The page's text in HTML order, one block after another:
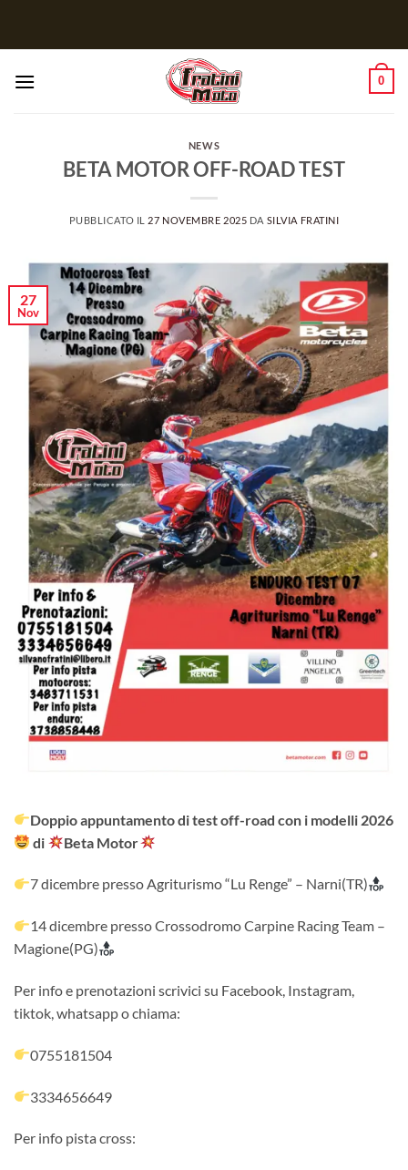
0
NEWS
BETA MOTOR OFF-ROAD TEST
PUBBLICATO IL 27 NOVEMBRE 2025 DA SILVIA FRATINI
27
Nov
Doppio appuntamento di test off-road con i modelli 2026
di
Beta Motor
7 dicembre presso Agriturismo “Lu Renge” – Narni(TR)
14 dicembre presso Crossodromo Carpine Racing Team –
Magione(PG)
Per info e prenotazioni scrivici su Facebook, Instagram,
tiktok, whatsapp o chiama:
0755181504
3334656649
Per info pista cross: